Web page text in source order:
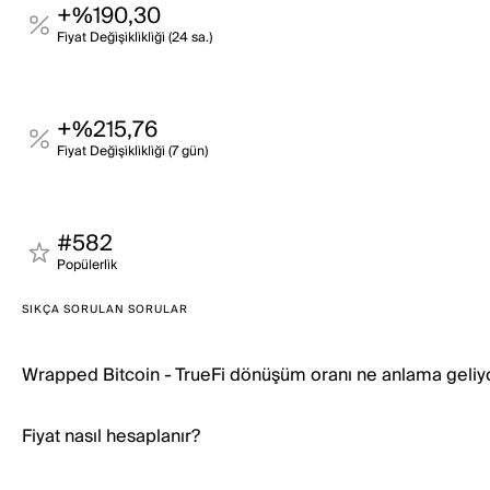
+%190,30
Fi̇yat Deği̇şi̇kli̇kli̇ği̇ (24 sa.)
+%215,76
Fi̇yat Deği̇şi̇kli̇kli̇ği̇ (7 gün)
#582
Popülerli̇k
SIKÇA SORULAN SORULAR
Wrapped Bitcoin - TrueFi dönüşüm oranı ne anlama
Fiyat nasıl hesaplanır?